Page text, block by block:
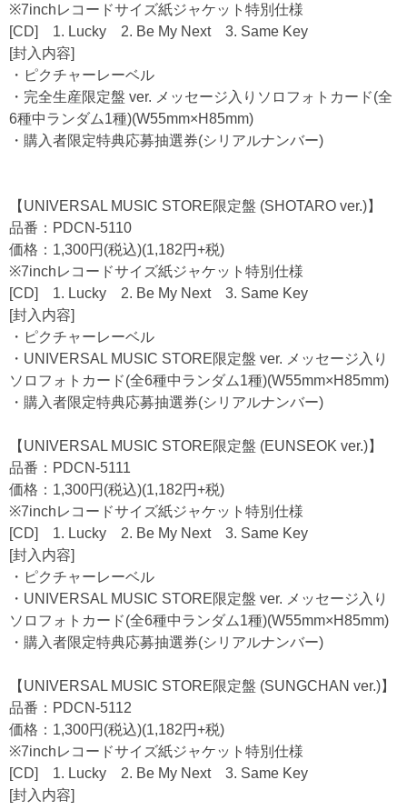
※7inchレコードサイズ紙ジャケット特別仕様
[CD] 1. Lucky 2. Be My Next 3. Same Key
[封入内容]
・ピクチャーレーベル
・完全生産限定盤 ver. メッセージ入りソロフォトカード(全
6種中ランダム1種)(W55mm×H85mm)
・購入者限定特典応募抽選券(シリアルナンバー)
【UNIVERSAL MUSIC STORE限定盤 (SHOTARO ver.)】
品番：PDCN-5110
価格：1,300円(税込)(1,182円+税)
※7inchレコードサイズ紙ジャケット特別仕様
[CD] 1. Lucky 2. Be My Next 3. Same Key
[封入内容]
・ピクチャーレーベル
・UNIVERSAL MUSIC STORE限定盤 ver. メッセージ入り
ソロフォトカード(全6種中ランダム1種)(W55mm×H85mm)
・購入者限定特典応募抽選券(シリアルナンバー)
【UNIVERSAL MUSIC STORE限定盤 (EUNSEOK ver.)】
品番：PDCN-5111
価格：1,300円(税込)(1,182円+税)
※7inchレコードサイズ紙ジャケット特別仕様
[CD] 1. Lucky 2. Be My Next 3. Same Key
[封入内容]
・ピクチャーレーベル
・UNIVERSAL MUSIC STORE限定盤 ver. メッセージ入り
ソロフォトカード(全6種中ランダム1種)(W55mm×H85mm)
・購入者限定特典応募抽選券(シリアルナンバー)
【UNIVERSAL MUSIC STORE限定盤 (SUNGCHAN ver.)】
品番：PDCN-5112
価格：1,300円(税込)(1,182円+税)
※7inchレコードサイズ紙ジャケット特別仕様
[CD] 1. Lucky 2. Be My Next 3. Same Key
[封入内容]